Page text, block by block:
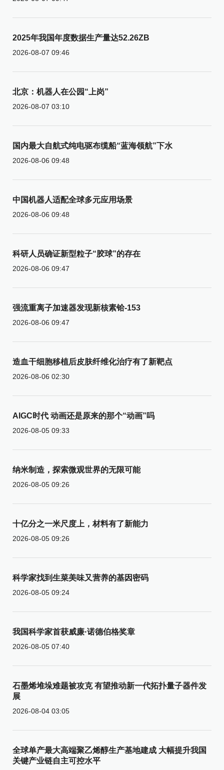
2025年我国年度数据生产量达52.26ZB
2026-08-07 09:46
北京：机器人在公园“上岗”
2026-08-07 03:10
国内最大自航式纯电驱布缆船“蓝海领航”下水
2026-08-06 09:48
中国机器人适配全球多元应用场景
2026-08-06 09:48
科研人员确证新型粒子“胶球”的存在
2026-08-06 09:47
强流重离子加速器发现新核素铪-153
2026-08-06 09:47
造血干细胞移植后皮肤纤维化治疗有了新靶点
2026-08-06 02:30
AIGC时代 动画还是原来的那个“动画”吗
2026-08-05 09:33
纳米制造，探索微观世界的无限可能
2026-08-05 09:26
十亿分之一米尺度上，材料有了新能力
2026-08-05 09:26
科学家找到生菜美味又营养的基因密码
2026-08-05 09:24
我国科学家首获威廉·诺德伯格奖章
2026-08-05 07:40
石墨烯堆垛难题被攻克 有望推动新一代拓扑量子器件发
展
2026-08-04 03:05
全球单产最大高端聚乙烯醇生产基地建成 大幅提升我国
关键产业链自主可控水平